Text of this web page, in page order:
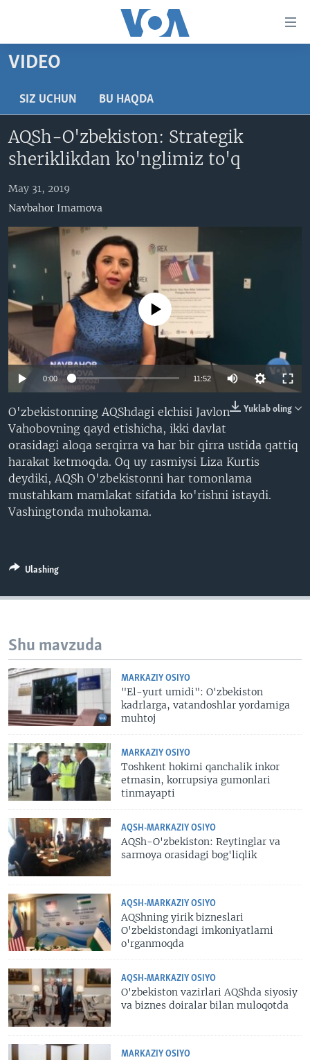
boring
Boshiga
Qidiruvga
AMERIKA
XALQARO
MULTIMEDIA
XALQARO HAYOT
VASHINGTON CHOYXONASI
MOBIL-SALOM!
VIDEO
XABARLAR SURATLARDA
FACEBOOK
YOUTUBE
INSTAGRAM
ODNOKLASSNIKI
TELEGRAM
TWITTER
INGLIZ TILI DARSLARI
EDITORIAL
Learning English
VIDEO
SIZ UCHUN BU HAQDA
AQSh-O'zbekiston: Strategik
sheriklikdan ko'nglimiz to'q
May 31, 2019
Navbahor Imamova
No media source currently available
0:00 11:52
Yuklab oling
O'zbekistonning AQShdagi elchisi Javlon
Vahobovning qayd etishicha, ikki davlat
orasidagi aloqa serqirra va har bir qirra ustida qattiq
harakat ketmoqda. Oq uy rasmiysi Liza Kurtis
deydiki, AQSh O'zbekistonni har tomonlama
mustahkam mamlakat sifatida ko'rishni istaydi.
Vashingtonda muhokama.
Ulashing
Shu mavzuda
MARKAZIY OSIYO
"El-yurt umidi": O'zbekiston
kadrlarga, vatandoshlar yordamiga
muhtoj
MARKAZIY OSIYO
Toshkent hokimi qanchalik inkor
etmasin, korrupsiya gumonlari
tinmayapti
AQSH-MARKAZIY OSIYO
AQSh-O'zbekiston: Reytinglar va
sarmoya orasidagi bog'liqlik
AQSH-MARKAZIY OSIYO
AQShning yirik bizneslari
O'zbekistondagi imkoniyatlarni
o'rganmoqda
AQSH-MARKAZIY OSIYO
O'zbekiston vazirlari AQShda siyosiy
va biznes doiralar bilan muloqotda
MARKAZIY OSIYO